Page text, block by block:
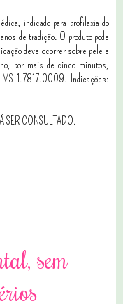
indicado para profilaxia do
de tradição. O produto pode
deve ocorrer sobre pele e
por mais de cinco minutos,
1.7817.0009. Indicações:
SER CONSULTADO.
sem